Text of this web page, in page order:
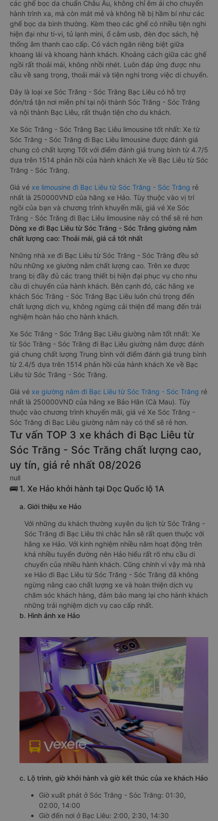
các ghế bọc da chuẩn Châu Âu, không chỉ êm ái cho chuyến
hành trình xa, mà còn mát mẻ và không hề bị hầm bí như các
ghế bọc da bình thường. Kèm theo các ghế có nhiều tiện nghi
hiện đại như ti-vi, tủ lạnh mini, ổ cắm usb, đèn đọc sách, hệ
thống âm thanh cao cấp. Có vách ngăn riêng biệt giữa
khoang lái và khoang hành khách. Khoảng cách giữa các ghế
ngồi rất thoải mái, không nhồi nhét. Luôn đáp ứng được nhu
cầu về sang trọng, thoải mái và tiện nghi trong việc di chuyển.
Đây là loại xe Sóc Trăng - Sóc Trăng Bạc Liêu có hỗ trợ
đón/trả tận nơi miễn phí tại nội thành Sóc Trăng - Sóc Trăng
và nội thành Bạc Liêu, rất thuận tiện cho du khách.
Xe Sóc Trăng - Sóc Trăng Bạc Liêu limousine tốt nhất: Xe từ
Sóc Trăng - Sóc Trăng đi Bạc Liêu limousine được đánh giá
chung có chất lượng Tốt với điểm đánh giá trung bình từ 4.7/5
dựa trên 1514 phản hồi của hành khách Xe về Bạc Liêu từ Sóc
Trăng - Sóc Trăng.
Giá vé xe limousine đi Bạc Liêu từ Sóc Trăng - Sóc Trăng rẻ
nhất là 250000VND của hãng xe Hảo. Tùy thuộc vào vị trí
ngồi của bạn và chương trình khuyến mãi, giá vé Xe Sóc
Trăng - Sóc Trăng đi Bạc Liêu limousine này có thể sẽ rẻ hơn
Dòng xe đi Bạc Liêu từ Sóc Trăng - Sóc Trăng giường nằm
chất lượng cao: Thoải mái, giá cả tốt nhất
Những nhà xe đi Bạc Liêu từ Sóc Trăng - Sóc Trăng đều sở
hữu những xe giường nằm chất lượng cao. Trên xe được
trang bị đầy đủ các trang thiết bị hiện đại phục vụ cho nhu
cầu di chuyển của hành khách. Bên cạnh đó, các hãng xe
khách Sóc Trăng - Sóc Trăng Bạc Liêu luôn chú trọng đến
chất lượng dịch vụ, không ngừng cải thiện để mang đến trải
nghiệm hoàn hảo cho hành khách.
Xe Sóc Trăng - Sóc Trăng Bạc Liêu giường nằm tốt nhất: Xe
từ Sóc Trăng - Sóc Trăng đi Bạc Liêu giường nằm được đánh
giá chung chất lượng Trung bình với điểm đánh giá trung bình
từ 2.4/5 dựa trên 1514 phản hồi của hành khách Xe về Bạc
Liêu từ Sóc Trăng - Sóc Trăng.
Giá vé xe giường nằm đi Bạc Liêu từ Sóc Trăng - Sóc Trăng rẻ
nhất là 250000VND của hãng xe Bảo Hân (Cà Mau). Tùy
thuộc vào chương trình khuyến mãi, giá vé Xe Sóc Trăng -
Sóc Trăng đi Bạc Liêu giường nằm này có thể sẽ rẻ hơn.
Tư vấn TOP 3 xe khách đi Bạc Liêu từ
Sóc Trăng - Sóc Trăng chất lượng cao,
uy tín, giá rẻ nhất 08/2026
null
🚌 1. Xe Hảo khởi hành tại Dọc Quốc lộ 1A
a. Giới thiệu xe Hảo
Với những du khách thường xuyên du lịch từ Sóc Trăng -
Sóc Trăng đi Bạc Liêu thì chắc hẳn sẽ rất quen thuộc với
hãng xe Hảo. Với kinh nghiệm nhiều năm hoạt động trên
khá nhiều tuyến đường nên Hảo hiểu rất rõ nhu cầu di
chuyển của nhiều hành khách. Cũng chính vì vậy mà nhà
xe Hảo đi Bạc Liêu từ Sóc Trăng - Sóc Trăng đã không
ngừng nâng cao chất lượng xe và hoàn thiện dịch vụ
chăm sóc khách hàng, đảm bảo mang lại cho hành khách
những trải nghiệm dịch vụ cao cấp nhất.
b. Hình ảnh xe Hảo
c. Lộ trình, giờ khởi hành và giờ kết thúc của xe khách Hảo
Giờ xuất phát ở Sóc Trăng - Sóc Trăng: 01:30,
02:00, 14:00
Giờ đến nơi ở Bạc Liêu: 2:00, 2:30, 14:30